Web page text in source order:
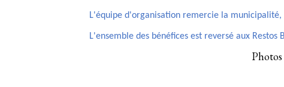
L'équipe d'organisation remercie la municipalité,
L'ensemble des bénéfices est reversé aux Restos